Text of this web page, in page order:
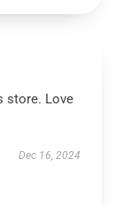
store. Love
Dec 16, 2024